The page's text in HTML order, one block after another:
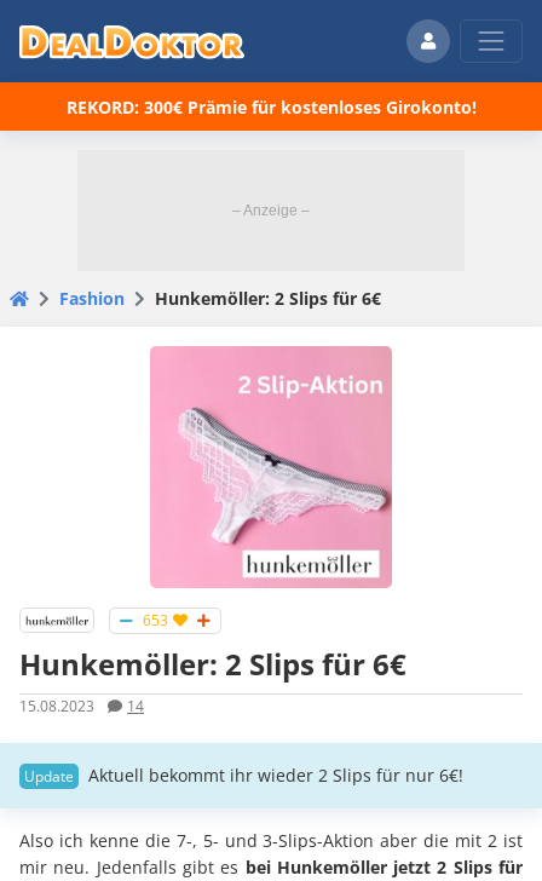
REKORD: 300€ Prämie für kostenloses Girokonto!
Fashion Hunkemöller: 2 Slips für 6€
653
Hunkemöller: 2 Slips für 6€
15.08.2023 14
Aktuell bekommt ihr wieder 2 Slips für nur 6€!
Also ich kenne die 7-, 5- und 3-Slips-Aktion aber die mit 2 ist
mir neu. Jedenfalls gibt es bei Hunkemöller jetzt 2 Slips für